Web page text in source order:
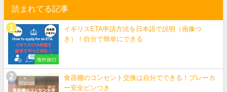
読まれてる記事
海外旅行
イギリスETA申請方法を日本語で説明（画像つ
き）！自分で簡単にできる
食器棚のコンセント交換は自分でできる！ブレーカ
ー安全ピンつき